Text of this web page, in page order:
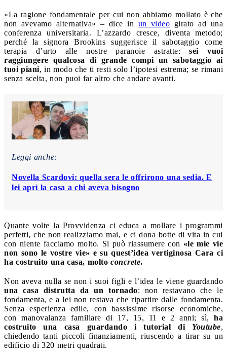
«La ragione fondamentale per cui non abbiamo mollato è che
non avevamo alternativa» – dice in un video girato ad una
conferenza universitaria. L’azzardo cresce, diventa metodo;
perché la signora Brookins suggerisce il sabotaggio come
terapia d’urto alle nostre paranoie astratte:sei vuoi
raggiungere qualcosa di grande compi un sabotaggio ai
tuoi piani, in modo che ti resti solo l’ipotesi estrema; se rimani
senza scelta, non puoi far altro che andare avanti.
Leggi anche:
Novella Scardovi: quella sera le offrirono una sedia. E
lei aprì la casa a chi aveva bisogno
Quante volte la Provvidenza ci educa a mollare i programmi
perfetti, che non realizziamo mai, e ci dona botte di vita in cui
con niente facciamo molto. Si può riassumere con «le mie vie
non sono le vostre vie» e su quest’idea vertiginosa Cara ci
ha costruito una casa, molto concrete.
Non aveva nulla se non i suoi figli e l’idea le viene guardando
una casa distrutta da un tornado: non restavano che le
fondamenta, e a lei non restava che ripartire dalle fondamenta.
Senza esperienza edile, con bassissime risorse economiche,
con manovalanza familiare di 17, 15, 11 e 2 anni; sì, ha
costruito una casa guardando i tutorial di Youtube,
chiedendo tanti piccoli finanziamenti, riuscendo a tirar su un
edificio di 320 metri quadrati.